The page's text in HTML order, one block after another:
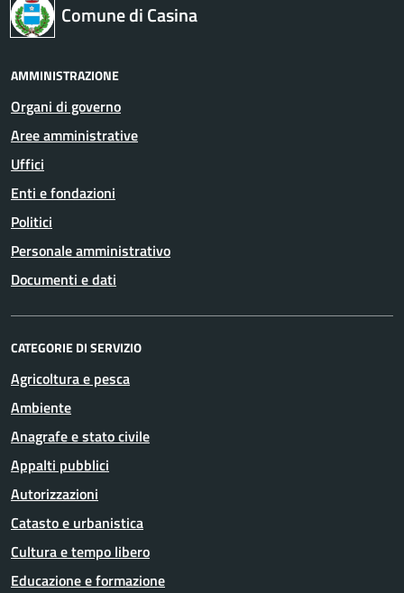
Comune di Casina
AMMINISTRAZIONE
Organi di governo
Aree amministrative
Uffici
Enti e fondazioni
Politici
Personale amministrativo
Documenti e dati
CATEGORIE DI SERVIZIO
Agricoltura e pesca
Ambiente
Anagrafe e stato civile
Appalti pubblici
Autorizzazioni
Catasto e urbanistica
Cultura e tempo libero
Educazione e formazione